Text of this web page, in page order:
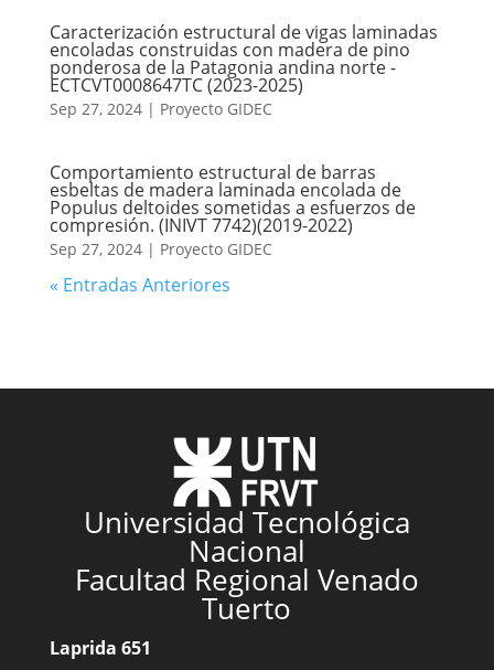
Caracterización estructural de vigas laminadas
encoladas construidas con madera de pino
ponderosa de la Patagonia andina norte -
ECTCVT0008647TC (2023-2025)
Sep 27, 2024| Proyecto GIDEC
Comportamiento estructural de barras
esbeltas de madera laminada encolada de
Populus deltoides sometidas a esfuerzos de
compresión. (INIVT 7742)(2019-2022)
Sep 27, 2024| Proyecto GIDEC
« Entradas Anteriores
Universidad Tecnológica
Nacional
Facultad Regional Venado
Tuerto
Laprida 651